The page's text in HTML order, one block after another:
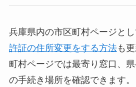
兵庫県内の市区町村ページとし
許証の住所変更をする方法も
町村ページでは最寄り窓口、
の手続き場所を確認できます。